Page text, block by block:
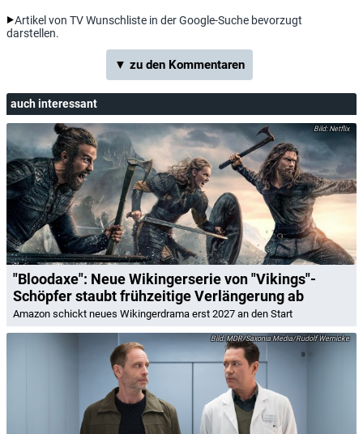
Artikel von TV Wunschliste in der Google-Suche bevorzugt
darstellen.
▼ zu den Kommentaren
auch interessant
Netflix
"Bloodaxe": Neue Wikingerserie von "Vikings"-
Schöpfer staubt frühzeitige Verlängerung ab
Amazon schickt neues Wikingerdrama erst 2027 an den Start
MDR/Saxonia Media/Rudolf Wernicke